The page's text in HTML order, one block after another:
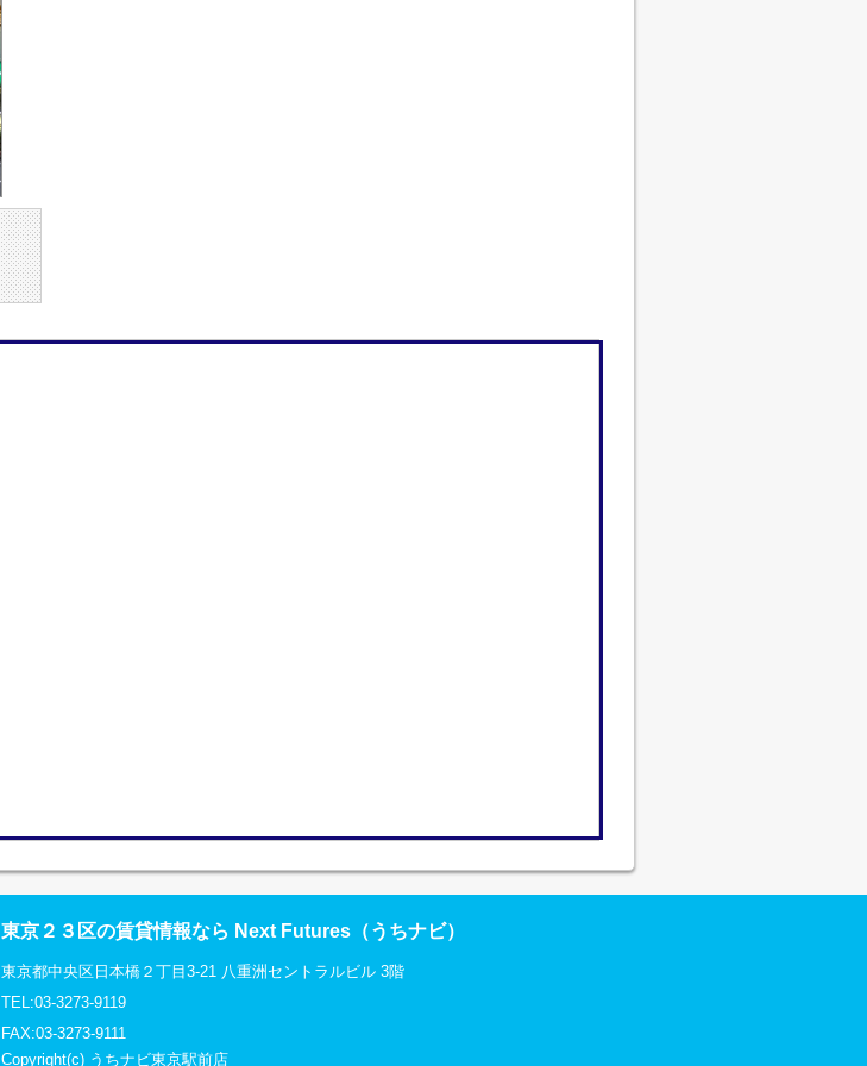
東京２３区の賃貸情報なら Next Futures（うちナビ）
東京都中央区日本橋２丁目3-21 八重洲セントラルビル 3階
TEL:03-3273-9119
FAX:03-3273-9111
Copyright(c) うちナビ東京駅前店